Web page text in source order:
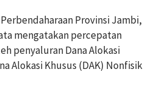
Provinsi Jambi,
mengatakan percepatan
penyaluran Dana Alokasi
Alokasi Khusus (DAK) Nonfisik